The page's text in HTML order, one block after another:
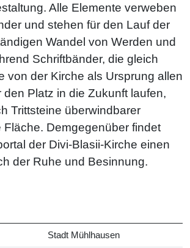
Alle Elemente verweben
und stehen für den Lauf der
Wandel von Werden und
Schriftbänder, die gleich
von der Kirche als Ursprung allen
den Platz in die Zukunft laufen,
Trittsteine überwindbarer
Fläche. Demgegenüber findet
der Divi-Blasii-Kirche einen
der Ruhe und Besinnung.
Stadt Mühlhausen